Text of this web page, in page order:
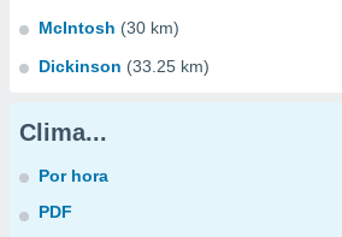
McIntosh (30 km)
Dickinson (33.25 km)
Clima...
Por hora
PDF